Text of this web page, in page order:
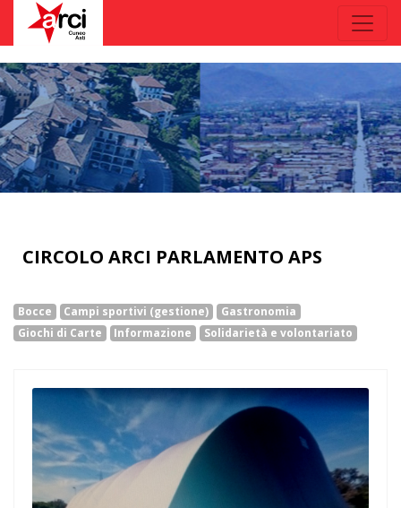
CIRCOLO ARCI PARLAMENTO APS
Bocce Campi sportivi (gestione)
Gastronomia
Giochi di Carte
Informazione Solidarietà e volontariato